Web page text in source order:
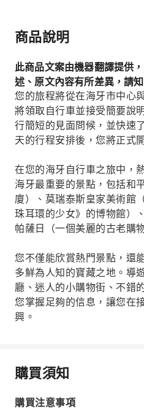
商品說明
此商品文案由機器翻譯提供
述、原文內容有所差異，請知
您的旅程將從在海牙市中心
將領取自行車並接受簡要說
行簡短的見面問候，並快速
天的行程安排後，您將正式
在您的海牙自行車之旅中，
海牙最重要的景點，包括和
廈）、莫瑞泰斯皇家美術館
珠耳環的少女》的博物館）
帕薩日（一個美麗的古老購
您不僅能欣賞熱門景點，還
多鮮為人知的寶藏之地。導
廳、迷人的小購物街、不錯
您掌握足夠的信息，讓您在
興。
購買須知
購買注意事項